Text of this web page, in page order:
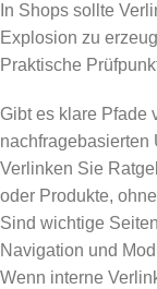
In Shops sollte
Explosion zu
Praktische
Gibt es klare Pfade
nachfragebasierten
Verlinken Sie
oder Produkte,
Sind wichtige
Navigation und
Wenn interne